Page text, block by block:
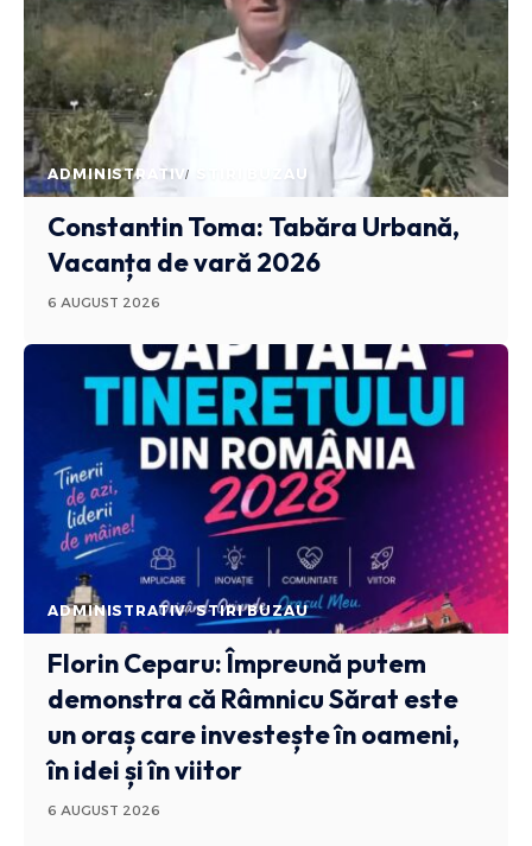
ADMINISTRATIV STIRI BUZAU
Constantin Toma: Tabăra Urbană,
Vacanța de vară 2026
6 AUGUST 2026
ADMINISTRATIV STIRI BUZAU
Florin Ceparu: Împreună putem
demonstra că Râmnicu Sărat este
un oraș care investește în oameni,
în idei și în viitor
6 AUGUST 2026